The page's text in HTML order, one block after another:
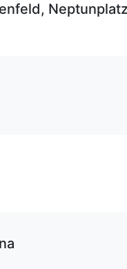
Neptunplatz